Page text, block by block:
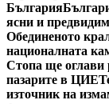
България
ясни и
Обединеното
националната
Стопа ще оглави
пазарите в ЦИЕ
източник на